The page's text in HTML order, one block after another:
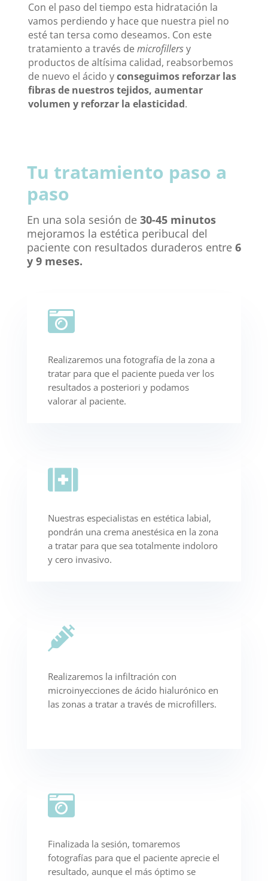
Con el paso del tiempo esta hidratación la
vamos perdiendo y hace que nuestra piel no
esté tan tersa como deseamos. Con este
tratamiento a través demicrofillersy
productos de altísima calidad, reabsorbemos
de nuevo el ácido yconseguimos reforzar las
fibras de nuestros tejidos, aumentar
volumen y reforzar la elasticidad.
Tu tratamiento paso a
paso
En una sola sesión de 30-45 minutos
mejoramos la estética peribucal del
paciente con resultados duraderos entre 6
y 9 meses.

Realizaremos una fotografía de la zona a
tratar para que el paciente pueda ver los
resultados a posteriori y podamos
valorar al paciente.

Nuestras especialistas en estética labial,
pondrán una crema anestésica en la zona
a tratar para que sea totalmente indoloro
y cero invasivo.

Realizaremos la infiltración con
microinyecciones de ácido hialurónico en
las zonas a tratar a través de microfillers.

Finalizada la sesión, tomaremos
fotografías para que el paciente aprecie el
resultado, aunque el más óptimo se